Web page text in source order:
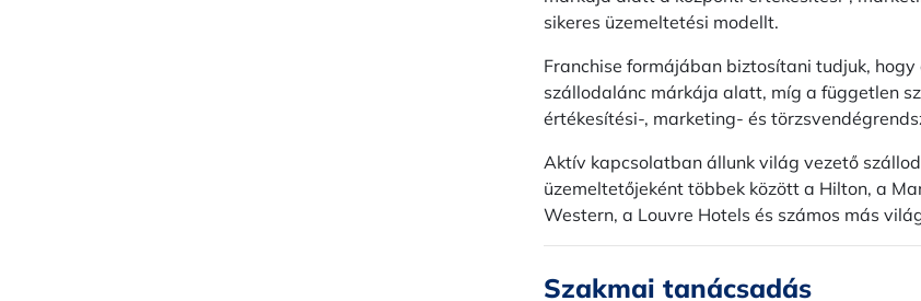
sikeres üzemeltetési modellt.
Franchise formájában biztosítani tudjuk,
szállodalánc márkája alatt, míg a független
értékesítési-, marketing- és
Aktív kapcsolatban állunk világ vezető
üzemeltetőjeként többek között a Hilton, a
Western, a Louvre Hotels és számos más
Szakmai tanácsadás